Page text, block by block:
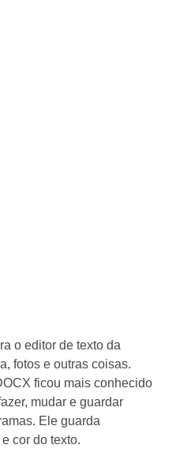
o editor de texto da
fotos e outras coisas.
ficou mais conhecido
mudar e guardar
Ele guarda
cor do texto.